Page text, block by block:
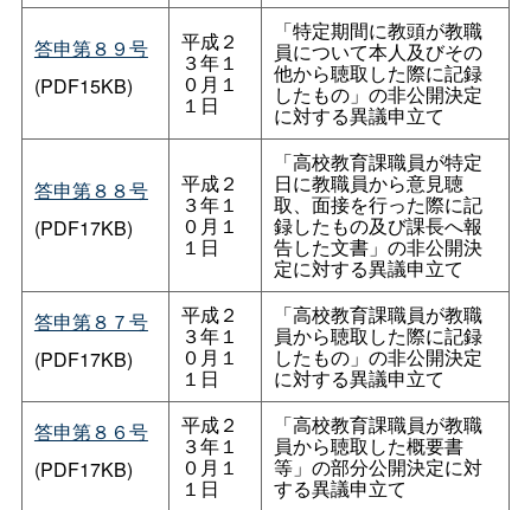
答申第８９号
(PDF15KB)
平成２
３年１
０月１
１日
「特定期間に教頭が教職
員について本人及びその
他から聴取した際に記録
したもの」の非公開決定
に対する異議申立て
答申第８８号
(PDF17KB)
平成２
３年１
０月１
１日
「高校教育課職員が特定
日に教職員から意見聴
取、面接を行った際に記
録したもの及び課長へ報
告した文書」の非公開決
定に対する異議申立て
答申第８７号
(PDF17KB)
平成２
３年１
０月１
１日
「高校教育課職員が教職
員から聴取した際に記録
したもの」の非公開決定
に対する異議申立て
答申第８６号
(PDF17KB)
平成２
３年１
０月１
１日
「高校教育課職員が教職
員から聴取した概要書
等」の部分公開決定に対
する異議申立て